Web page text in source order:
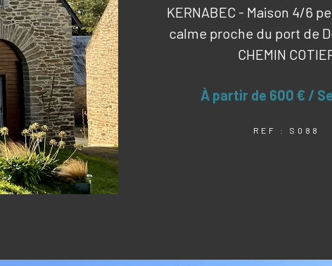
KERNABEC - Maison 4/6
calme proche du port de
CHEMIN
À partir de 600 € /
REF : S088